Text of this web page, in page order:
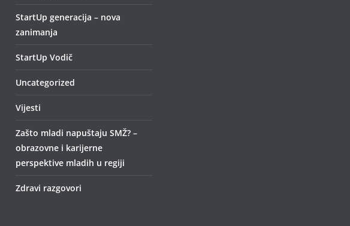
StartUp generacija – nova
zanimanja
StartUp Vodič
Uncategorized
Vijesti
Zašto mladi napuštaju SMŽ? –
obrazovne i karijerne
perspektive mladih u regiji
Zdravi razgovori